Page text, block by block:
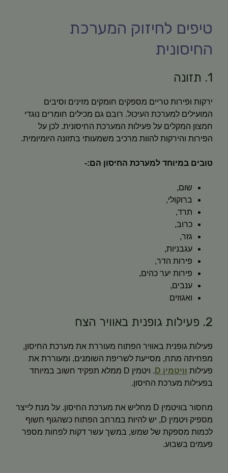
טיפים לחיזוק המערכת
החיסונית
1. תזונה
ירקות ופירות טריים מספקים חומקים מזינים וסיבים
המועילים למערכת העיכול. רובם גם מכילים חומרים נוגדי
חמצון המקלים על פעילות המערכת החיסונית. לכן על
הפירות והירקות להוות מרכיב משמעותי בתזונה היומיומית.
טובים במיוחד למערכת החיסון הם:-
שום,
ברוקולי,
תרד,
כרוב,
גזר,
עגבניות,
פירות הדר,
פירות יער כהים,
ענבים,
ואגוזים
2. פעילות גופנית באוויר הצח
פעילות גופנית באוויר הפתוח מעוררת את מערכת החיסון,
מפחיתה מתח, מסייעת לשריפת השומנים, ומעוררת את
פעילות וויטמין D
. ויטמין D ממלא תפקיד חשוב במיוחד
בפעילות מערכת החיסון.
מחסור בוויטמין D מחליש את מערכת החיסון. על מנת לייצר
מספיק ויטמין D, יש להיות במרחב הפתוח כשהגוף חשוף
לכמות מספקת של שמש, במשך עשר דקות לפחות מספר
פעמים בשבוע.